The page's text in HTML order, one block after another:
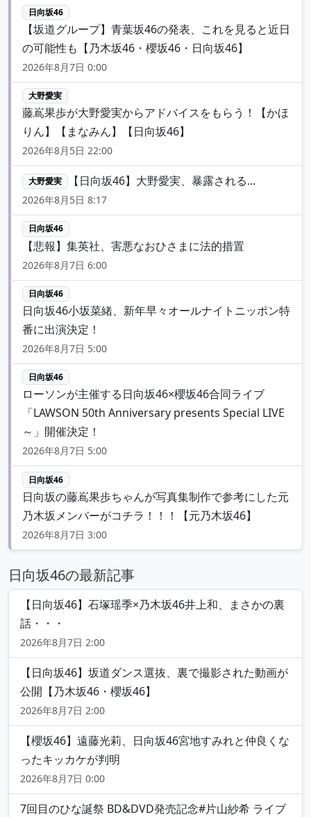
日向坂46
【坂道グループ】青葉坂46の発表、これを見ると近日
の可能性も【乃木坂46・櫻坂46・日向坂46】
2026年8月7日 0:00
大野愛実
藤嶌果歩が大野愛実からアドバイスをもらう！【かほ
りん】【まなみん】【日向坂46】
2026年8月5日 22:00
大野愛実 【日向坂46】大野愛実、暴露される...
2026年8月5日 8:17
日向坂46
【悲報】集英社、害悪なおひさまに法的措置
2026年8月7日 6:00
日向坂46
日向坂46小坂菜緒、新年早々オールナイトニッポン特
番に出演決定！
2026年8月7日 5:00
日向坂46
ローソンが主催する日向坂46×櫻坂46合同ライブ
「LAWSON 50th Anniversary presents Special LIVE
～」開催決定！
2026年8月7日 5:00
日向坂46
日向坂の藤嶌果歩ちゃんが写真集制作で参考にした元
乃木坂メンバーがコチラ！！！【元乃木坂46】
2026年8月7日 3:00
日向坂46の最新記事
【日向坂46】石塚瑶季×乃木坂46井上和、まさかの裏
話・・・
2026年8月7日 2:00
【日向坂46】坂道ダンス選抜、裏で撮影された動画が
公開【乃木坂46・櫻坂46】
2026年8月7日 2:00
【櫻坂46】遠藤光莉、日向坂46宮地すみれと仲良くな
ったキッカケが判明
2026年8月7日 0:00
7回目のひな誕祭 BD&DVD発売記念#片山紗希 ライブ